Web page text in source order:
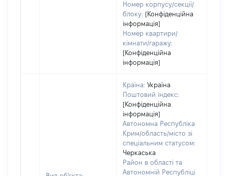
Номер корпусу/секції/
блоку: [Конфіденційна
інформація]
Номер квартири/
кімнати/гаражу:
[Конфіденційна
інформація]
Країна: Україна
Поштовий індекс:
[Конфіденційна
інформація]
Автономна Республіка
Крим/область/місто зі
спеціальним статусом:
Черкаська
Район в області та
Автономній Республіці